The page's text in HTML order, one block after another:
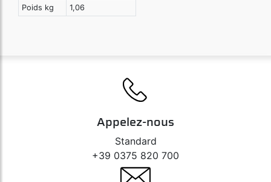
Poids kg 1,06
Appelez-nous
Standard
+39 0375 820 700